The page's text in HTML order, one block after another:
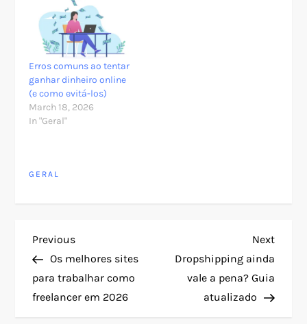
Erros comuns ao tentar
ganhar dinheiro online
(e como evitá-los)
March 18, 2026
In "Geral"
GERAL
P
o
s
Previous
Post
Previous
Os melhores sites
para trabalhar como
freelancer em 2026
Next
Post
Next
Dropshipping ainda
vale a pena? Guia
atualizado